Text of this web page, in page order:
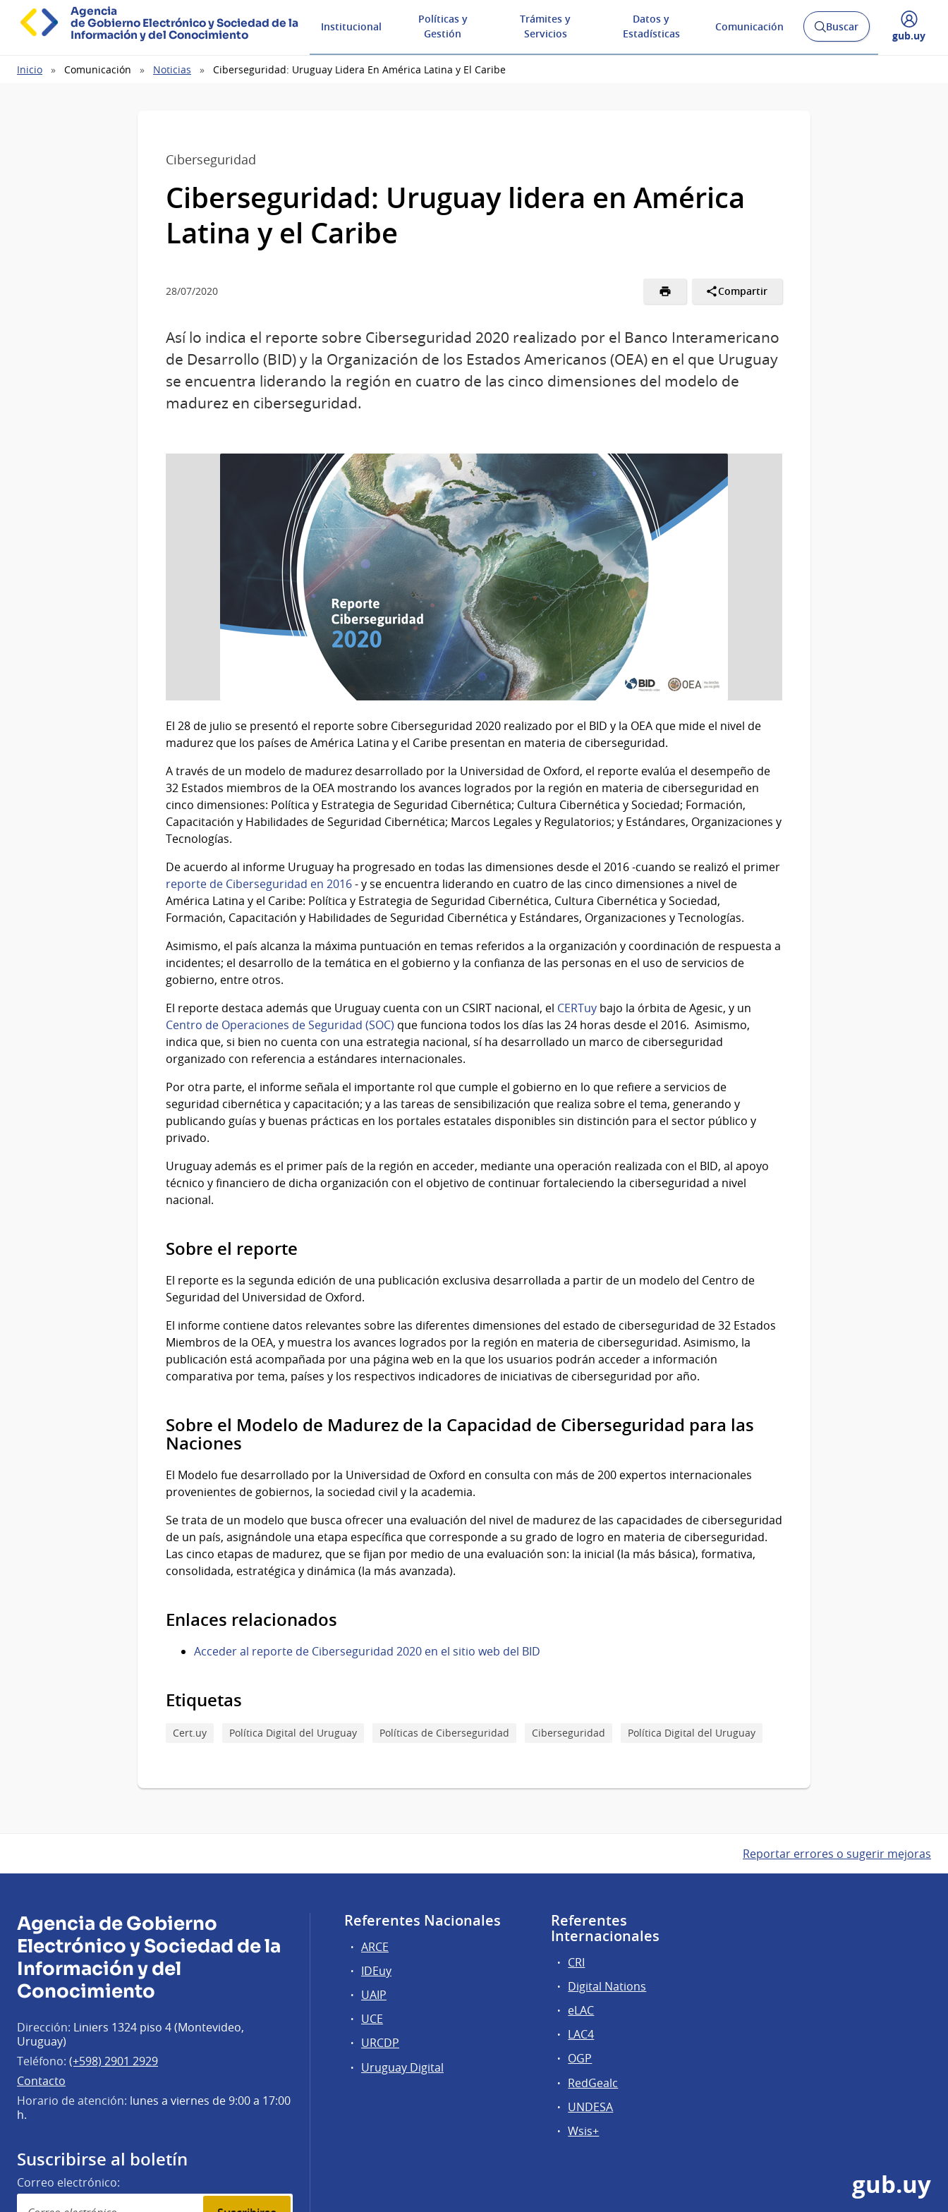
Agencia
de Gobierno Electrónico y Sociedad de la
Información y del Conocimiento
Institucional
Políticas y
Gestión
Trámites y
Servicios
Datos y
Estadísticas
Comunicación
AbrirBuscar
Desplegar
gub.uy
Ruta
Inicio Comunicación Noticias Ciberseguridad: Uruguay Lidera En América Latina y El Caribe
Ciberseguridad
Ciberseguridad: Uruguay lidera en América
Latina y el Caribe
28/07/2020 Compartir
Así lo indica el reporte sobre Ciberseguridad 2020 realizado por el Banco Interamericano
de Desarrollo (BID) y la Organización de los Estados Americanos (OEA) en el que Uruguay
se encuentra liderando la región en cuatro de las cinco dimensiones del modelo de
madurez en ciberseguridad.
El 28 de julio se presentó el reporte sobre Ciberseguridad 2020 realizado por el BID y la OEA que mide el nivel de
madurez que los países de América Latina y el Caribe presentan en materia de ciberseguridad.
A través de un modelo de madurez desarrollado por la Universidad de Oxford, el reporte evalúa el desempeño de
32 Estados miembros de la OEA mostrando los avances logrados por la región en materia de ciberseguridad en
cinco dimensiones: Política y Estrategia de Seguridad Cibernética; Cultura Cibernética y Sociedad; Formación,
Capacitación y Habilidades de Seguridad Cibernética; Marcos Legales y Regulatorios; y Estándares, Organizaciones y
Tecnologías.
De acuerdo al informe Uruguay ha progresado en todas las dimensiones desde el 2016 -cuando se realizó el primer
reporte de Ciberseguridad en 2016- y se encuentra liderando en cuatro de las cinco dimensiones a nivel de
América Latina y el Caribe: Política y Estrategia de Seguridad Cibernética, Cultura Cibernética y Sociedad,
Formación, Capacitación y Habilidades de Seguridad Cibernética y Estándares, Organizaciones y Tecnologías.
Asimismo, el país alcanza la máxima puntuación en temas referidos a la organización y coordinación de respuesta a
incidentes; el desarrollo de la temática en el gobierno y la confianza de las personas en el uso de servicios de
gobierno, entre otros.
El reporte destaca además que Uruguay cuenta con un CSIRT nacional, el CERTuy bajo la órbita de Agesic, y un
Centro de Operaciones de Seguridad (SOC) que funciona todos los días las 24 horas desde el 2016. Asimismo,
indica que, si bien no cuenta con una estrategia nacional, sí ha desarrollado un marco de ciberseguridad
organizado con referencia a estándares internacionales.
Por otra parte, el informe señala el importante rol que cumple el gobierno en lo que refiere a servicios de
seguridad cibernética y capacitación; y a las tareas de sensibilización que realiza sobre el tema, generando y
publicando guías y buenas prácticas en los portales estatales disponibles sin distinción para el sector público y
privado.
Uruguay además es el primer país de la región en acceder, mediante una operación realizada con el BID, al apoyo
técnico y financiero de dicha organización con el objetivo de continuar fortaleciendo la ciberseguridad a nivel
nacional.
Sobre el reporte
El reporte es la segunda edición de una publicación exclusiva desarrollada a partir de un modelo del Centro de
Seguridad del Universidad de Oxford.
El informe contiene datos relevantes sobre las diferentes dimensiones del estado de ciberseguridad de 32 Estados
Miembros de la OEA, y muestra los avances logrados por la región en materia de ciberseguridad. Asimismo, la
publicación está acompañada por una página web en la que los usuarios podrán acceder a información
comparativa por tema, países y los respectivos indicadores de iniciativas de ciberseguridad por año.
Sobre el Modelo de Madurez de la Capacidad de Ciberseguridad para las
Naciones
El Modelo fue desarrollado por la Universidad de Oxford en consulta con más de 200 expertos internacionales
provenientes de gobiernos, la sociedad civil y la academia.
Se trata de un modelo que busca ofrecer una evaluación del nivel de madurez de las capacidades de ciberseguridad
de un país, asignándole una etapa específica que corresponde a su grado de logro en materia de ciberseguridad.
Las cinco etapas de madurez, que se fijan por medio de una evaluación son: la inicial (la más básica), formativa,
consolidada, estratégica y dinámica (la más avanzada).
Enlaces relacionados
Acceder al reporte de Ciberseguridad 2020 en el sitio web del BID
Etiquetas
Cert.uy Política Digital del Uruguay Políticas de Ciberseguridad Ciberseguridad Política Digital del Uruguay
Reportar errores o sugerir mejoras
Agencia de Gobierno
Electrónico y Sociedad de la
Información y del
Conocimiento
Dirección: Liniers 1324 piso 4 (Montevideo,
Uruguay)
Teléfono: (+598) 2901 2929
Contacto
Horario de atención: lunes a viernes de 9:00 a 17:00
h.
Suscribirse al boletín
Correo electrónico:
Referentes Nacionales
ARCE
IDEuy
UAIP
UCE
URCDP
Uruguay Digital
Referentes
Internacionales
CRI
Digital Nations
eLAC
LAC4
OGP
RedGealc
UNDESA
Wsis+
gub.uy